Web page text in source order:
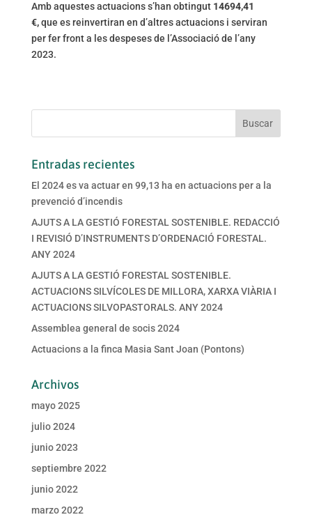
Amb aquestes actuacions s’han obtingut 14694,41
€,que es reinvertiran en d’altres actuacions i serviran
per fer front a les despeses de l’Associació de l’any
2023.
Entradas recientes
El 2024 es va actuar en 99,13 ha en actuacions per a la
prevenció d’incendis
AJUTS A LA GESTIÓ FORESTAL SOSTENIBLE. REDACCIÓ
I REVISIÓ D’INSTRUMENTS D’ORDENACIÓ FORESTAL.
ANY 2024
AJUTS A LA GESTIÓ FORESTAL SOSTENIBLE.
ACTUACIONS SILVÍCOLES DE MILLORA, XARXA VIÀRIA I
ACTUACIONS SILVOPASTORALS. ANY 2024
Assemblea general de socis 2024
Actuacions a la finca Masia Sant Joan (Pontons)
Archivos
mayo 2025
julio 2024
junio 2023
septiembre 2022
junio 2022
marzo 2022